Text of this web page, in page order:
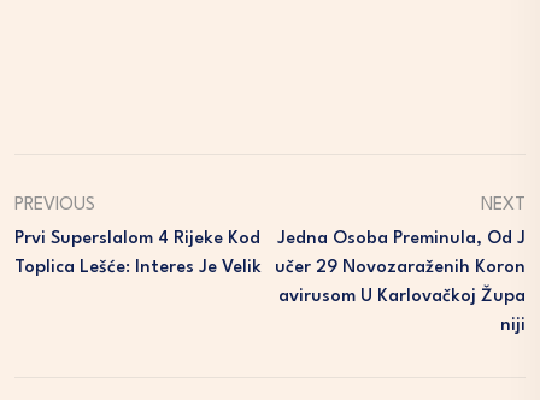
PREVIOUS
Prvi Superslalom 4 Rijeke Kod
Toplica Lešće: Interes Je Velik
NEXT
Jedna Osoba Preminula, Od J
Učer 29 Novozaraženih Koron
Avirusom U Karlovačkoj Župa
Niji